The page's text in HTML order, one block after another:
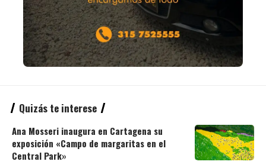
Quizás te interese
Ana Mosseri inaugura en Cartagena su
exposición «Campo de margaritas en el
Central Park»